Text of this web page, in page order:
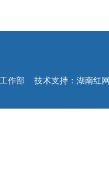
作部 技术支持：湖南红